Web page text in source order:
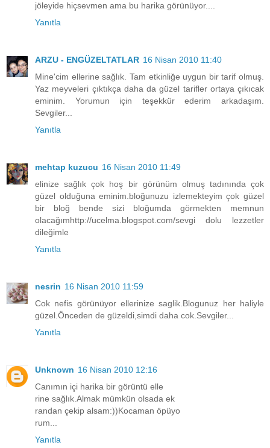
jöleyide hiçsevmen ama bu harika görünüyor....
Yanıtla
ARZU - ENGÜZELTATLAR 16 Nisan 2010 11:40
Mine'cim ellerine sağlık. Tam etkinliğe uygun bir tarif olmuş.
Yaz meyveleri çıktıkça daha da güzel tarifler ortaya çıkıcak
eminim. Yorumun için teşekkür ederim arkadaşım.
Sevgiler...
Yanıtla
mehtap kuzucu 16 Nisan 2010 11:49
elinize sağlık çok hoş bir görünüm olmuş tadınında çok
güzel olduğuna eminim.bloğunuzu izlemekteyim çok güzel
bir bloğ bende sizi bloğumda görmekten memnun
olacağımhttp://ucelma.blogspot.com/sevgi dolu lezzetler
dileğimle
Yanıtla
nesrin 16 Nisan 2010 11:59
Cok nefis görünüyor ellerinize saglik.Blogunuz her haliyle
güzel.Önceden de güzeldi,simdi daha cok.Sevgiler...
Yanıtla
Unknown 16 Nisan 2010 12:16
Canımın içi harika bir görüntü elle
rine sağlık.Almak mümkün olsada ek
randan çekip alsam:))Kocaman öpüyo
rum...
Yanıtla